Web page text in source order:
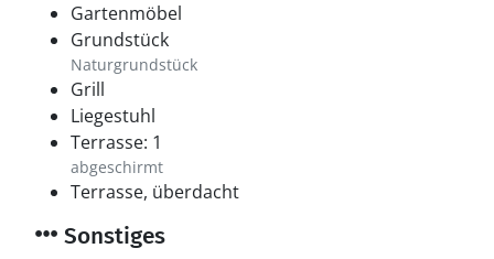
Gartenmöbel
Grundstück
Naturgrundstück
Grill
Liegestuhl
Terrasse: 1
abgeschirmt
Terrasse, überdacht
Sonstiges